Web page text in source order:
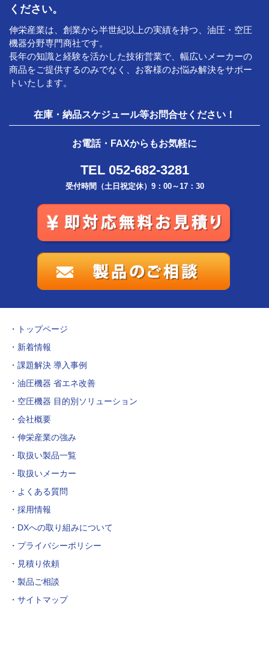
ください。
伸栄産業は、創業から半世紀以上の実績を持つ、油圧・空圧
機器分野専門商社です。
長年の知識と経験を活かした技術営業で、幅広いメーカーの
商品をご提供するのみでなく、お客様のお悩み解決をサポー
トいたします。
在庫・納品スケジュール等お問合せください！
お電話・FAXからもお気軽に
TEL 052-682-3281
受付時間（土日祝定休）9：00～17：30
トップページ
新着情報
課題解決 導入事例
油圧機器 省エネ改善
空圧機器 目的別ソリューション
会社概要
伸栄産業の強み
取扱い製品一覧
取扱いメーカー
よくある質問
採用情報
DXへの取り組みについて
プライバシーポリシー
見積り依頼
製品ご相談
サイトマップ